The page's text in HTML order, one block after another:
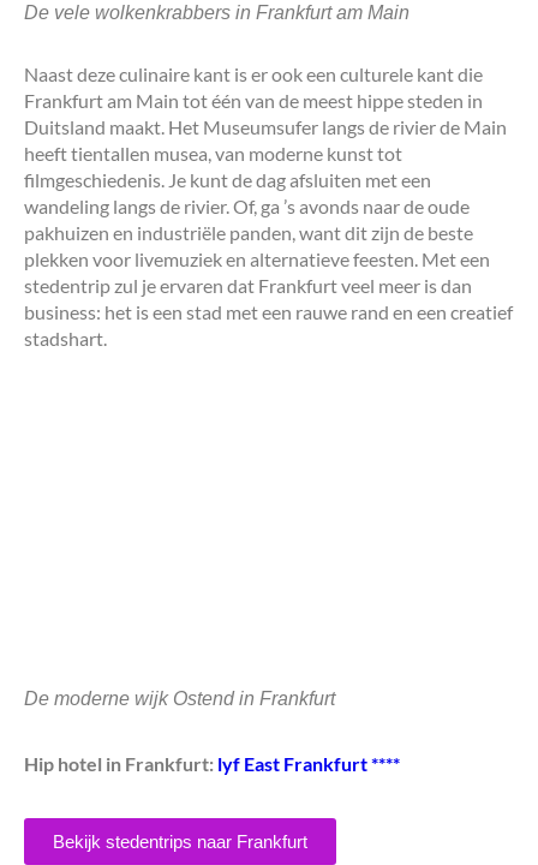
De vele wolkenkrabbers in Frankfurt am Main
Naast deze culinaire kant is er ook een culturele kant die
Frankfurt am Main tot één van de meest hippe steden in
Duitsland maakt. Het Museumsufer langs de rivier de Main
heeft tientallen musea, van moderne kunst tot
filmgeschiedenis. Je kunt de dag afsluiten met een
wandeling langs de rivier. Of, ga ’s avonds naar de oude
pakhuizen en industriële panden, want dit zijn de beste
plekken voor livemuziek en alternatieve feesten. Met een
stedentrip zul je ervaren dat Frankfurt veel meer is dan
business: het is een stad met een rauwe rand en een creatief
stadshart.
De moderne wijk Ostend in Frankfurt
Hip hotel in Frankfurt: lyf East Frankfurt ****
Bekijk stedentrips naar Frankfurt